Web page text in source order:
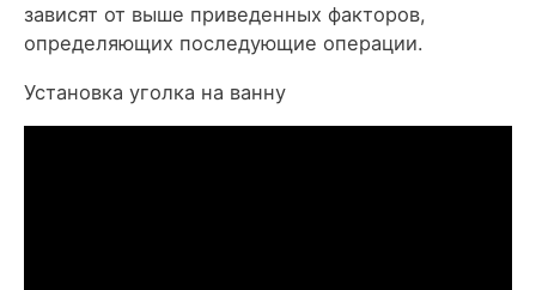
зависят от выше приведенных факторов,
определяющих последующие операции.
Установка уголка на ванну